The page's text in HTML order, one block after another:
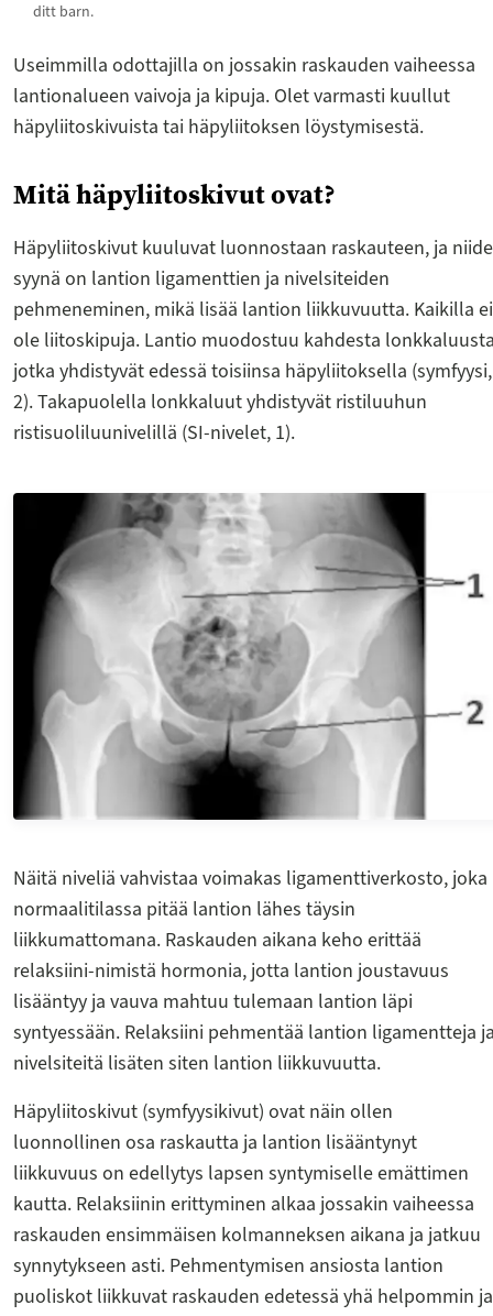
ditt barn.
Useimmilla odottajilla on jossakin raskauden vaiheessa
lantionalueen vaivoja ja kipuja. Olet varmasti kuullut
häpyliitoskivuista tai häpyliitoksen löystymisestä.
Mitä häpyliitoskivut ovat?
Häpyliitoskivut kuuluvat luonnostaan raskauteen, ja
syynä on lantion ligamenttien ja nivelsiteiden
pehmeneminen, mikä lisää lantion liikkuvuutta. Kaikilla ei
ole liitoskipuja. Lantio muodostuu kahdesta
jotka yhdistyvät edessä toisiinsa häpyliitoksella (symfyysi,
2). Takapuolella lonkkaluut yhdistyvät ristiluuhun
ristisuoliluunivelillä (SI-nivelet, 1).
Näitä niveliä vahvistaa voimakas ligamenttiverkosto, joka
normaalitilassa pitää lantion lähes täysin
liikkumattomana. Raskauden aikana keho erittää
relaksiini-nimistä hormonia, jotta lantion joustavuus
lisääntyy ja vauva mahtuu tulemaan lantion läpi
syntyessään. Relaksiini pehmentää lantion ligamentteja
nivelsiteitä lisäten siten lantion liikkuvuutta.
Häpyliitoskivut (symfyysikivut) ovat näin ollen
luonnollinen osa raskautta ja lantion lisääntynyt
liikkuvuus on edellytys lapsen syntymiselle emättimen
kautta. Relaksiinin erittyminen alkaa jossakin vaiheessa
raskauden ensimmäisen kolmanneksen aikana ja jatkuu
synnytykseen asti. Pehmentymisen ansiosta lantion
puoliskot liikkuvat raskauden edetessä yhä helpommin ja